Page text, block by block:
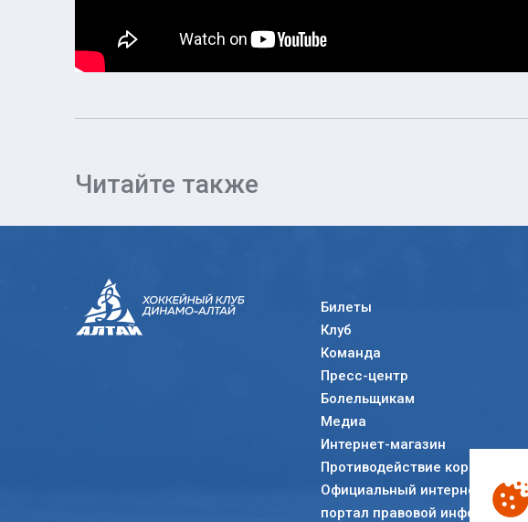
Читайте также
Билеты
Клуб
Команда
Пресс-центр
Болельщикам
Медиа
Интернет-магазин
Противодействие коррупции
Официальный интернет-
портал правовой информации